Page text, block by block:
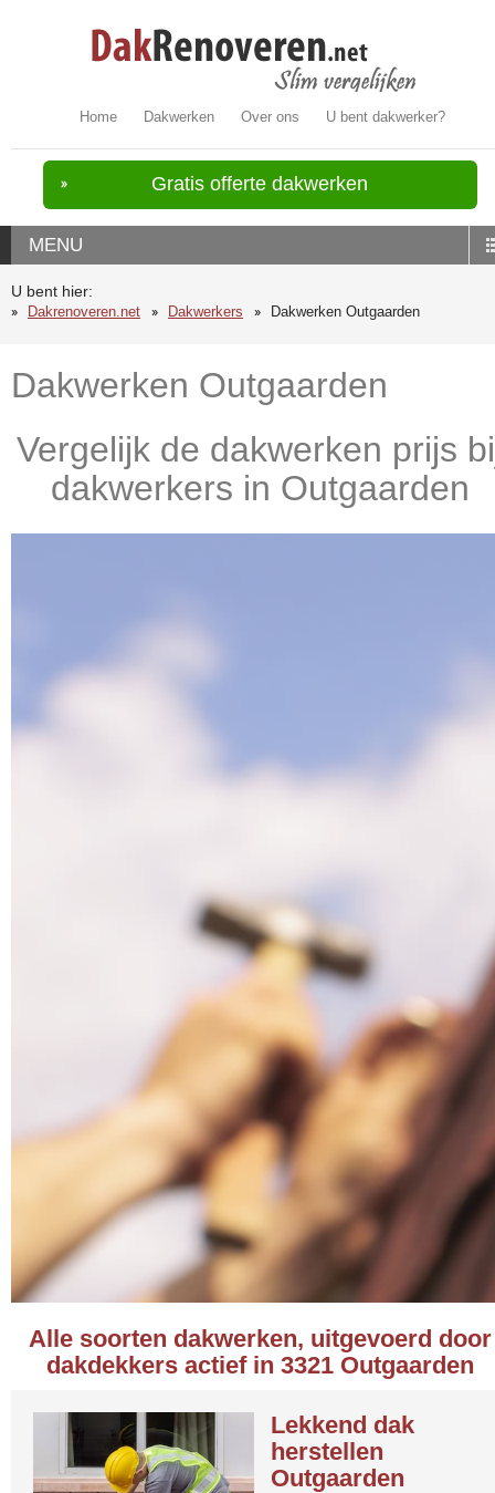
Home Dakwerken Over ons U bent dakwerker?
Gratis offerte dakwerken
MENU
U bent hier:
Dakrenoveren.net
Dakwerkers Dakwerken Outgaarden
Dakwerken Outgaarden
Vergelijk de dakwerken prijs
dakwerkers in Outgaarden
Alle soorten dakwerken, uitgevoerd door
dakdekkers actief in 3321 Outgaarden
Lekkend dak
herstellen
Outgaarden